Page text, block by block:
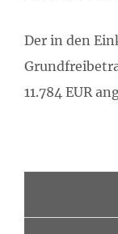
Der in den
11.784 EUR